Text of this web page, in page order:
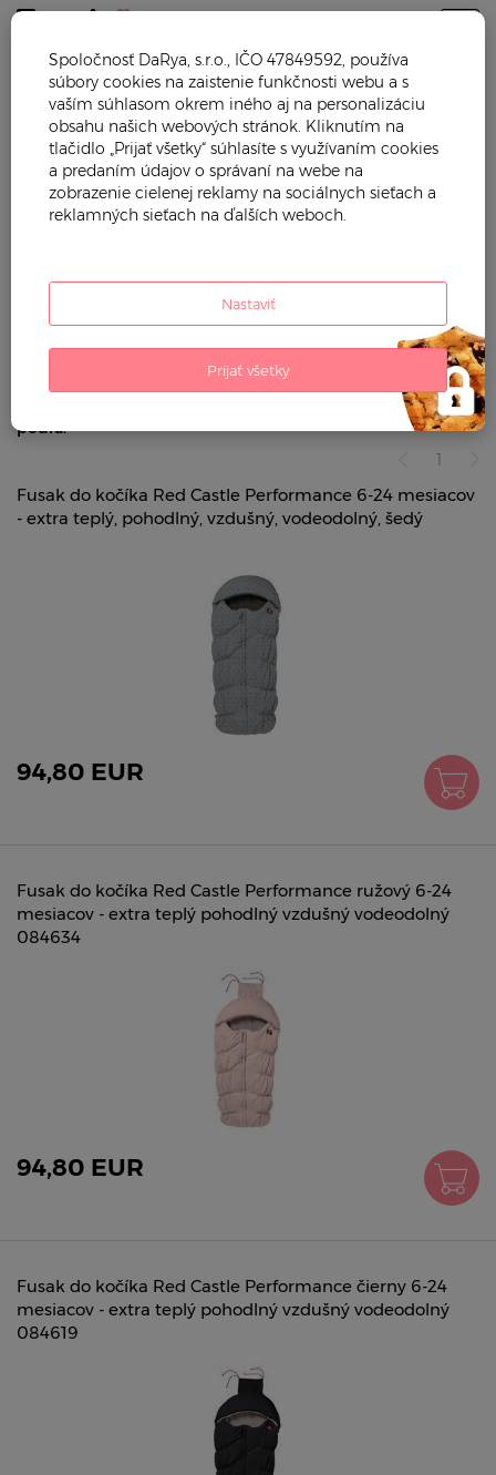
Trendy mama Dojčenské oblečenie Fusaky
FUSAKY
Filtrovať podľa:
Použité
filtre:
podľa:
1
Fusak do kočíka Red Castle Performance 6-24 mesiacov
- extra teplý, pohodlný, vzdušný, vodeodolný, šedý
94,80 EUR
Fusak do kočíka Red Castle Performance ružový 6-24
mesiacov - extra teplý pohodlný vzdušný vodeodolný
084634
94,80 EUR
Fusak do kočíka Red Castle Performance čierny 6-24
mesiacov - extra teplý pohodlný vzdušný vodeodolný
084619
Spoločnosť DaRya, s.r.o., IČO 47849592, používa
súbory cookies na zaistenie funkčnosti webu a s
vaším súhlasom okrem iného aj na personalizáciu
obsahu našich webových stránok. Kliknutím na
tlačidlo „Prijať všetky“ súhlasíte s využívaním cookies
a predaním údajov o správaní na webe na
zobrazenie cielenej reklamy na sociálnych sieťach a
reklamných sieťach na ďalších weboch.
Nastaviť
Prijať všetky